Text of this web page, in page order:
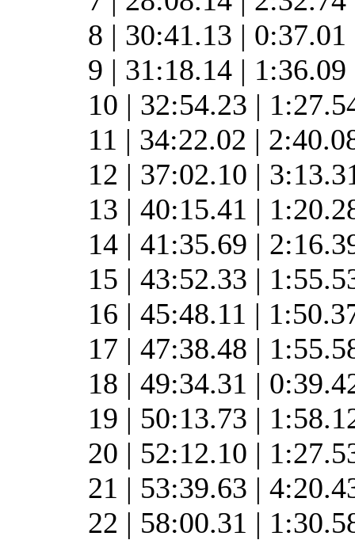
8 | 30:41.13 |
9 | 31:18.14 |
10 | 32:54.23 |
11 | 34:22.02 |
12 | 37:02.10 |
13 | 40:15.41 |
14 | 41:35.69 |
15 | 43:52.33 |
16 | 45:48.11 |
17 | 47:38.48 |
18 | 49:34.31 |
19 | 50:13.73 |
20 | 52:12.10 |
21 | 53:39.63 |
22 | 58:00.31 |